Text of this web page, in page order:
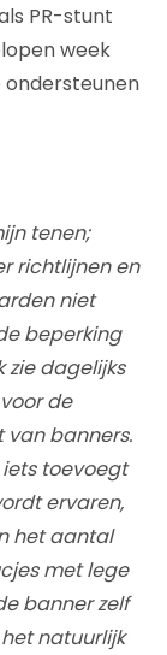
PR-stunt
week
tenen;
richtlijnen en
niet
beperking
zie dagelijks
de
banners.
toevoegt
ervaren,
het aantal
met lege
banner zelf
natuurlijk